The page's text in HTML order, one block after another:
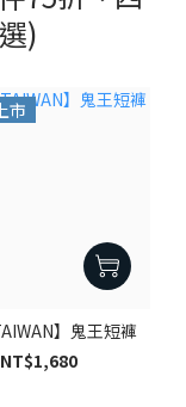
)
市
】鬼王短褲
NT$1,680